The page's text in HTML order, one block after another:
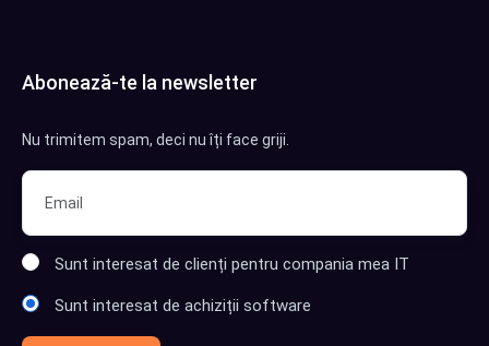
Abonează-te la newsletter
Nu trimitem spam, deci nu îți face griji.
Sunt interesat de clienți pentru compania mea IT
Sunt interesat de achiziții software